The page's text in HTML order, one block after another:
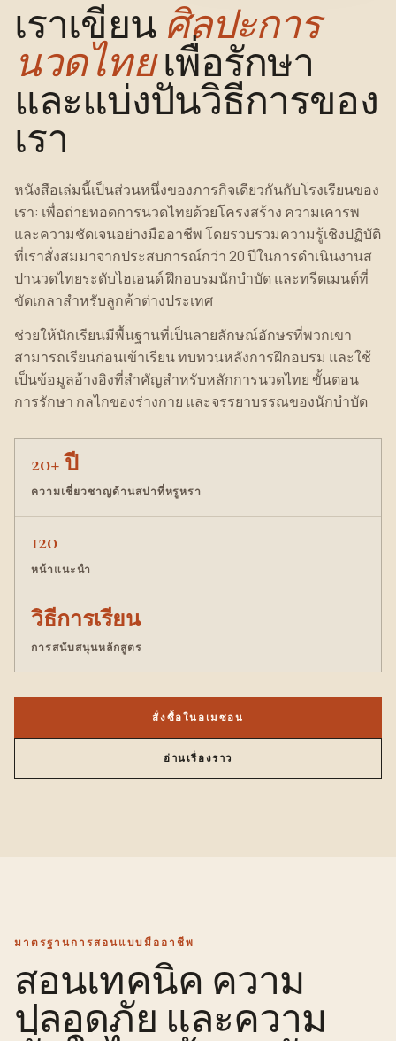
เราเขียน ศิลปะการ
นวดไทยเพื่อรักษา
และแบ่งปันวิธีการของ
เรา
หนังสือเล่มนี้เป็นส่วนหนึ่งของภารกิจเดียวกันกับโรงเรียนของ
เรา: เพื่อถ่ายทอดการนวดไทยด้วยโครงสร้าง ความเคารพ
และความชัดเจนอย่างมืออาชีพ โดยรวบรวมความรู้เชิงปฏิบัติ
ที่เราสั่งสมมาจากประสบการณ์กว่า 20 ปีในการดำเนินงานส
ปานวดไทยระดับไฮเอนด์ ฝึกอบรมนักบำบัด และทรีตเมนต์ที่
ขัดเกลาสำหรับลูกค้าต่างประเทศ
ช่วยให้นักเรียนมีพื้นฐานที่เป็นลายลักษณ์อักษรที่พวกเขา
สามารถเรียนก่อนเข้าเรียน ทบทวนหลังการฝึกอบรม และใช้
เป็นข้อมูลอ้างอิงที่สำคัญสำหรับหลักการนวดไทย ขั้นตอน
การรักษา กลไกของร่างกาย และจรรยาบรรณของนักบำบัด
20+ ปี
ความเชี่ยวชาญด้านสปาที่หรูหรา
120
หน้าแนะนำ
วิธีการเรียน
การสนับสนุนหลักสูตร
สั่งซื้อในอเมซอน
อ่านเรื่องราว
มาตรฐานการสอนแบบมืออาชีพ
สอนเทคนิค ความ
ปลอดภัย และความ